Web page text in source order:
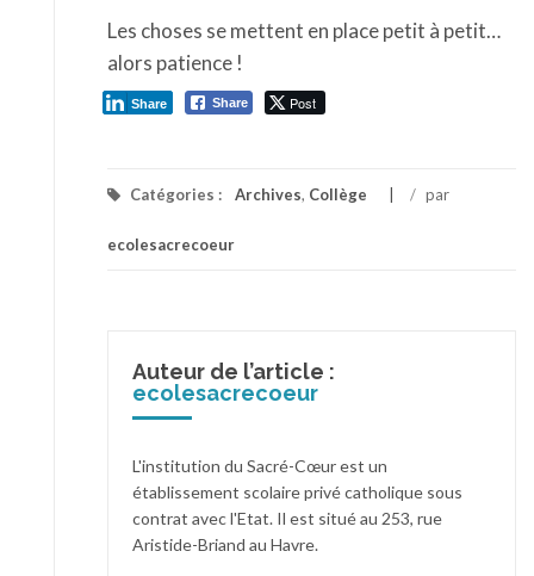
Les choses se mettent en place petit à petit…
alors patience !
Share Post
Share
Catégories : Archives, Collège / par
ecolesacrecoeur
Auteur de l’article :
ecolesacrecoeur
L'institution du Sacré-Cœur est un
établissement scolaire privé catholique sous
contrat avec l'Etat. Il est situé au 253, rue
Aristide-Briand au Havre.